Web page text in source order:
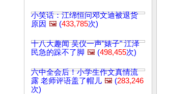
小笑话：江绵恒问邓文迪被退货
原因 🖼️ (433,785次)
十八大趣闻 吴仪一声"婊子" 江泽
民急的跺不了脚 🖼️ (498,455次)
六中全会后！小学生作文真情流
露 老师评语盖了帽儿 🖼️ (283,246
次)